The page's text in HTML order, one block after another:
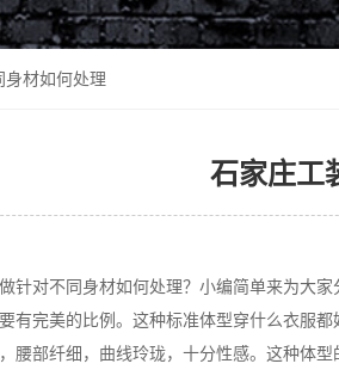
身材如何处理
石家庄工
针对不同身材如何处理？小编简单来为大
有完美的比例。这种标准体型穿什么衣服
腰部纤细，曲线玲珑，十分性感。这种体